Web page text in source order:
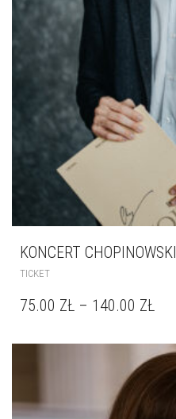
KONCERT CHOPINOWSKI
TICKET
75.00 ZŁ – 140.00 ZŁ